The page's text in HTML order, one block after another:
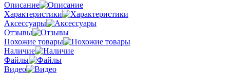
Описание
Характеристики
Аксессуары
Отзывы
Похожие товары
Наличие
Файлы
Видео